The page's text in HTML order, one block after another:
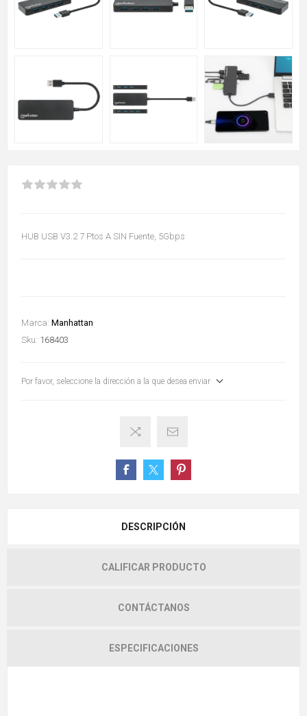
HUB USB V3.2 7 Ptos A SIN Fuente, 5Gbps
Marca: Manhattan
Sku: 168403
Por favor, seleccione la dirección a la que desea enviar
DESCRIPCIÓN
CALIFICAR PRODUCTO
CONTÁCTANOS
ESPECIFICACIONES